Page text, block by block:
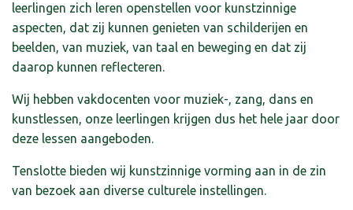
leerlingen zich leren openstellen voor kunstzinnige
aspecten, dat zij kunnen genieten van schilderijen en
beelden, van muziek, van taal en beweging en dat zij
daarop kunnen reflecteren.
Wij hebben vakdocenten voor muziek-, zang, dans en
kunstlessen, onze leerlingen krijgen dus het hele jaar door
deze lessen aangeboden.
Tenslotte bieden wij kunstzinnige vorming aan in de zin
van bezoek aan diverse culturele instellingen.